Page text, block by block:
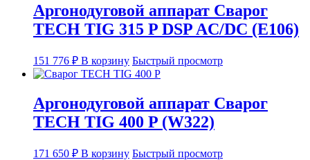
Аргонодуговой аппарат Сварог
TECH TIG 315 P DSP AC/DC (E106)
151 776 ₽ В корзину Быстрый просмотр
Аргонодуговой аппарат Сварог
TECH TIG 400 P (W322)
171 650 ₽ В корзину Быстрый просмотр